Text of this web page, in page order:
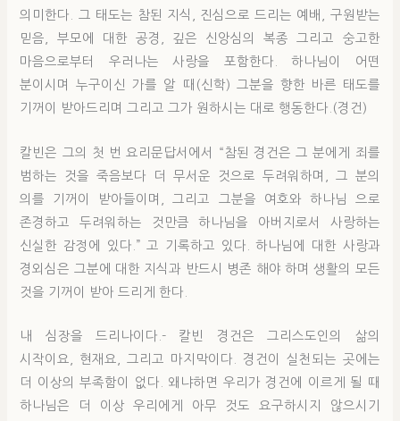
의미한다. 그 태도는 참된 지식, 진심으로 드리는 예배, 구원받는
믿음, 부모에 대한 공경, 깊은 신앙심의 복종 그리고 숭고한
마음으로부터 우러나는 사랑을 포함한다. 하나님이 어떤
분이시며 누구이신 가를 알 때(신학) 그분을 향한 바른 태도를
기꺼이 받아드리며 그리고 그가 원하시는 대로 행동한다.(경건)
칼빈은 그의 첫 번 요리문답서에서 “참된 경건은 그 분에게 죄를
범하는 것을 죽음보다 더 무서운 것으로 두려워하며, 그 분의
의를 기꺼이 받아들이며, 그리고 그분을 여호와 하나님 으로
존경하고 두려워하는 것만큼 하나님을 아버지로서 사랑하는
신실한 감정에 있다.” 고 기록하고 있다. 하나님에 대한 사랑과
경외심은 그분에 대한 지식과 반드시 병존 해야 하며 생활의 모든
것을 기꺼이 받아 드리게 한다.
내 심장을 드리나이다.- 칼빈 경건은 그리스도인의 삶의
시작이요, 현재요, 그리고 마지막이다. 경건이 실천되는 곳에는
더 이상의 부족함이 없다. 왜냐하면 우리가 경건에 이르게 될 때
하나님은 더 이상 우리에게 아무 것도 요구하시지 않으시기